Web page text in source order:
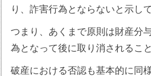
り、詐害行為とならないと示し
つまり、あくまで原則は財産分
為となって後に取り消されるこ
破産における否認も基本的に同